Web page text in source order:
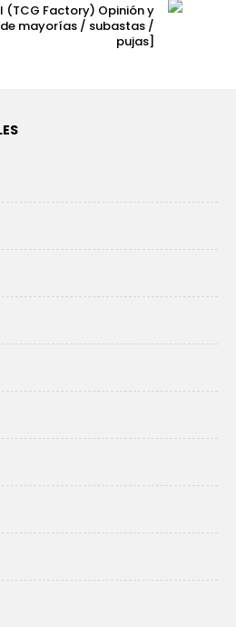
(TCG Factory) Opinión y
mayorías / subastas /
pujas]